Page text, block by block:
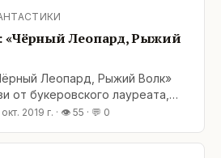
Здесь вы не найдёте
Властелинов, ни адептов
и даже у тех
Леопард, Рыжий
Леопард, Рыжий Волк»
от букеровского лауреата,
Джеймса вышла в
нам образцы этого
2019 г. · 👁 55 · 💬 0